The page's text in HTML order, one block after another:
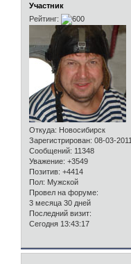
Участник
Рейтинг:
Откуда: Новосибирск
Зарегистрирован: 08-03-2011
Сообщений: 11348
Уважение: +3549
Позитив: +4414
Пол: Мужской
Провел на форуме:
3 месяца 30 дней
Последний визит:
Сегодня 13:43:17